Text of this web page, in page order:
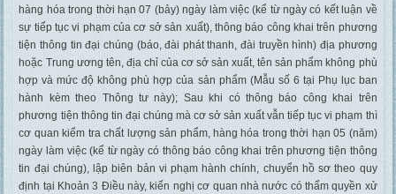
hàng hóa trong thời hạn 07 (bảy) ngày làm việc (kể từ ngày có kết luận về
sự tiếp tục vi phạm của cơ sở sản xuất), thông báo công khai trên phương
tiện thông tin đại chúng (báo, đài phát thanh, đài truyền hình) địa phương
hoặc Trung ương tên, địa chỉ của cơ sở sản xuất, tên sản phẩm không phù
hợp và mức độ không phù hợp của sản phẩm (Mẫu số 6 tại Phụ lục ban
hành kèm theo Thông tư này); Sau khi có thông báo công khai trên
phương tiện thông tin đại chúng mà cơ sở sản xuất vẫn tiếp tục vi phạm thì
cơ quan kiểm tra chất lượng sản phẩm, hàng hóa trong thời hạn 05 (năm)
ngày làm việc (kể từ ngày có thông báo công khai trên phương tiện thông
tin đại chúng), lập biên bản vi phạm hành chính, chuyển hồ sơ theo quy
định tại Khoản 3 Điều này, kiến nghị cơ quan nhà nước có thẩm quyền xử